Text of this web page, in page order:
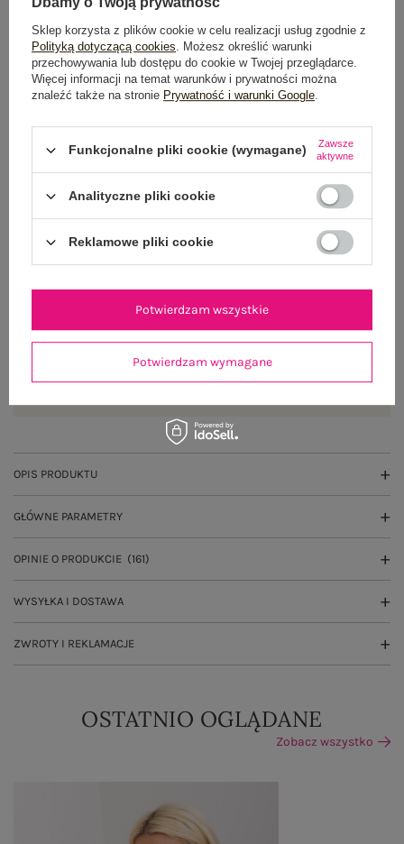
M
DODAJ DO KOSZYKA
Możesz kupić także poprzez:
OPIS PRODUKTU
GŁÓWNE PARAMETRY
OPINIE O PRODUKCIE (161)
WYSYŁKA I DOSTAWA
ZWROTY I REKLAMACJE
OSTATNIO OGLĄDANE
Zobacz wszystko
Sklep korzysta z plików cookie w celu realizacji usług zgodnie z
Polityką dotyczącą cookies. Możesz określić warunki
przechowywania lub dostępu do cookie w Twojej przeglądarce.
Więcej informacji na temat warunków i prywatności można
znaleźć także na stronie Prywatność i warunki Google.
Funkcjonalne pliki cookie (wymagane)
Zawsze
aktywne
Analityczne pliki cookie
Reklamowe pliki cookie
Potwierdzam wymagane
Potwierdzam wszystkie